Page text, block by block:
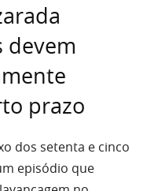
devem
prazo
dos setenta e cinco
episódio que